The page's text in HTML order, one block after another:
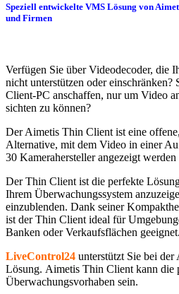
Speziell entwickelte VMS Lösung von
und Firmen
Verfügen Sie über Videodecoder, die
nicht unterstützen oder einschränken?
Client-PC anschaffen, nur um Video
sichten zu können?
Der Aimetis Thin Client ist eine
Alternative, mit dem Video in einer
30 Kamerahersteller angezeigt werden
Der Thin Client ist die perfekte
Ihrem Überwachungssystem
einzublenden. Dank seiner
ist der Thin Client ideal für
Banken oder Verkaufsflächen geeignet.
LiveControl24 unterstützt Sie bei
Lösung. Aimetis Thin Client kann die
Überwachungsvorhaben sein.